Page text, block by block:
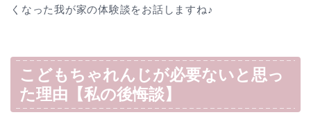
くなった我が家の体験談をお話しますね♪
こどもちゃれんじが必要ないと思っ
た理由【私の後悔談】